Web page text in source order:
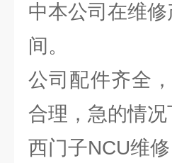
中本公司在维
间。
公司配件齐全
合理，急的情
西门子NCU维修